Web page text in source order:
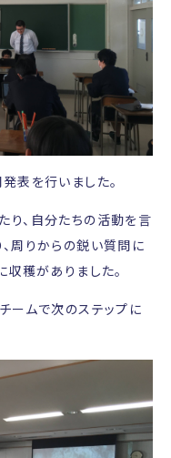
表を行いました。
、自分たちの活動を言
周りからの鋭い質問に
収穫がありました。
ームで次のステップに